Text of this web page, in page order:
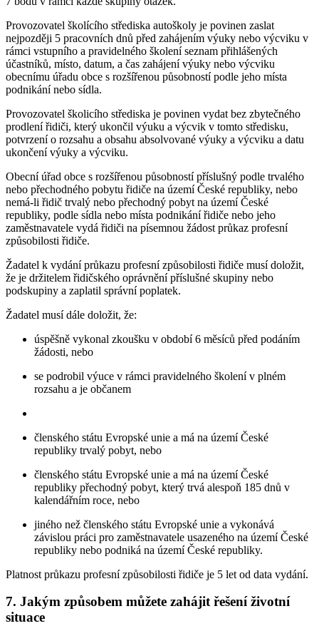
Provozovatel školícího střediska autoškoly je povinen zaslat
nejpozději 5 pracovních dnů před zahájením výuky nebo výcviku v
rámci vstupního a pravidelného školení seznam přihlášených
účastníků, místo, datum, a čas zahájení výuky nebo výcviku
obecnímu úřadu obce s rozšířenou působností podle jeho místa
podnikání nebo sídla.
Provozovatel školicího střediska je povinen vydat bez zbytečného
prodlení řidiči, který ukončil výuku a výcvik v tomto středisku,
potvrzení o rozsahu a obsahu absolvované výuky a výcviku a datu
ukončení výuky a výcviku.
Obecní úřad obce s rozšířenou působností příslušný podle trvalého
nebo přechodného pobytu řidiče na území České republiky, nebo
nemá-li řidič trvalý nebo přechodný pobyt na území České
republiky, podle sídla nebo místa podnikání řidiče nebo jeho
zaměstnavatele vydá řidiči na písemnou žádost průkaz profesní
způsobilosti řidiče.
Žadatel k vydání průkazu profesní způsobilosti řidiče musí doložit,
že je držitelem řidičského oprávnění příslušné skupiny nebo
podskupiny a zaplatil správní poplatek.
Žadatel musí dále doložit, že:
úspěšně vykonal zkoušku v období 6 měsíců před podáním
žádosti, nebo
se podrobil výuce v rámci pravidelného školení v plném
rozsahu a je občanem
členského státu Evropské unie a má na území České
republiky trvalý pobyt, nebo
členského státu Evropské unie a má na území České
republiky přechodný pobyt, který trvá alespoň 185 dnů v
kalendářním roce, nebo
jiného než členského státu Evropské unie a vykonává
závislou práci pro zaměstnavatele usazeného na území České
republiky nebo podniká na území České republiky.
Platnost průkazu profesní způsobilosti řidiče je 5 let od data vydání.
7. Jakým způsobem můžete zahájit řešení životní
situace